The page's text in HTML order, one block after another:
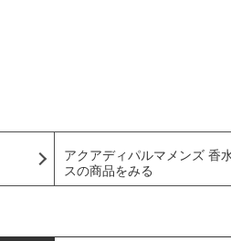
アクアディパルマメンズ 香
スの商品をみる